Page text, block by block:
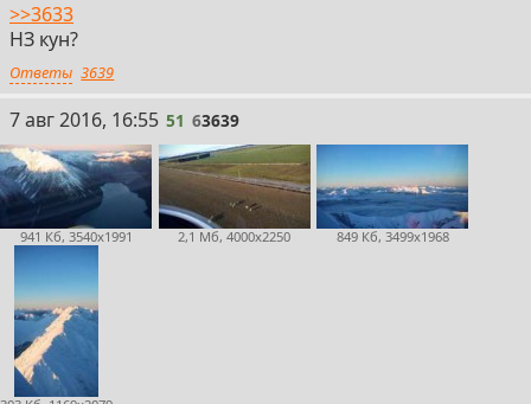
>>3633
НЗ кун?
Ответы 3639
51
7 авг 2016, 16:55 51 63639
941 Кб, 3540x1991 2,1 Мб, 4000x2250 849 Кб, 3499x1968